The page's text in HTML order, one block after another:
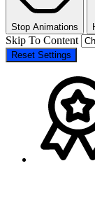
Stop Animations
Skip To Content
Reset Settings